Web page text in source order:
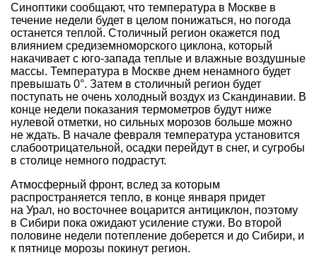
Синоптики сообщают, что температура в Москве в
течение недели будет в целом понижаться, но погода
останется теплой. Столичный регион окажется под
влиянием средиземноморского циклона, который
накачивает с юго-запада теплые и влажные воздушные
массы. Температура в Москве днем ненамного будет
превышать 0°. Затем в столичный регион будет
поступать не очень холодный воздух из Скандинавии. В
конце недели показания термометров будут ниже
нулевой отметки, но сильных морозов больше можно
не ждать. В начале февраля температура установится
слабоотрицательной, осадки перейдут в снег, и сугробы
в столице немного подрастут.
Атмосферный фронт, вслед за которым
распространяется тепло, в конце января придет
на Урал, но восточнее воцарится антициклон, поэтому
в Сибири пока ожидают усиление стужи. Во второй
половине недели потепление доберется и до Сибири, и
к пятнице морозы покинут регион.